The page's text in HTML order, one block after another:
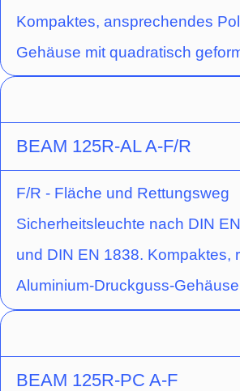
Lichtlenkcharakteristik.
Kompaktes, ansprechendes
Gehäuse mit quadratisch
Optikmulde. Schraubenloser
Ausführung für
Hochleistungs-LED
Bereitschaftsschaltung) und
rechteckige
BEAM 125R-AL A-F/R
F/R - Fläche und Rettungsweg
Sicherheitsleuchte nach DIN
und DIN EN 1838. Kompaktes,
Aluminium-Druckguss-
integriertem Kunststoff-
Optikmulde. Schraubenloser
BEAM 125R-PC A-F